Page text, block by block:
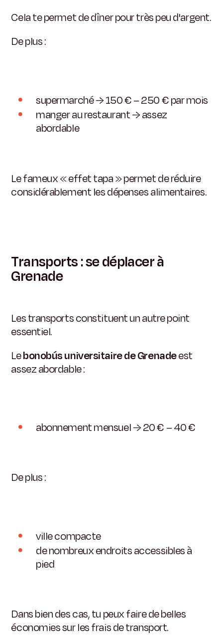
Cela te permet de dîner pour très peu d'argent.
De plus :
supermarché → 150 € – 250 € par mois
manger au restaurant → assez
abordable
Le fameux « effet tapa » permet de réduire
considérablement les dépenses alimentaires.
Transports : se déplacer à
Grenade
Les transports constituent un autre point
essentiel.
Lebonobús universitaire de Grenadeest
assez abordable :
abonnement mensuel → 20 € – 40 €
De plus :
ville compacte
de nombreux endroits accessibles à
pied
Dans bien des cas, tu peux faire de belles
économies sur les frais de transport.